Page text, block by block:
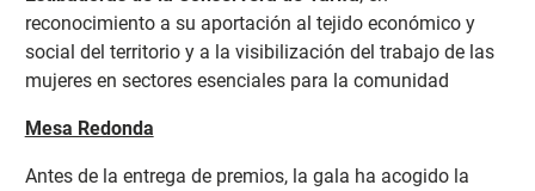
reconocimiento a su aportación al tejido económico y
social del territorio y a la visibilización del trabajo de las
mujeres en sectores esenciales para la comunidad
Mesa Redonda
Antes de la entrega de premios, la gala ha acogido la